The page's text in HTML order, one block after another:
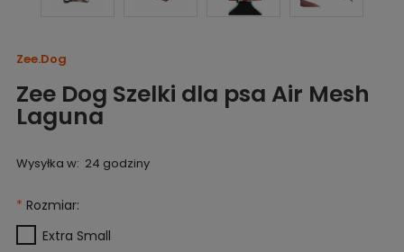
Zee.Dog
Zee Dog Szelki dla psa Air Mesh
Laguna
Wysyłka w: 24 godziny
* Rozmiar:
Extra Small